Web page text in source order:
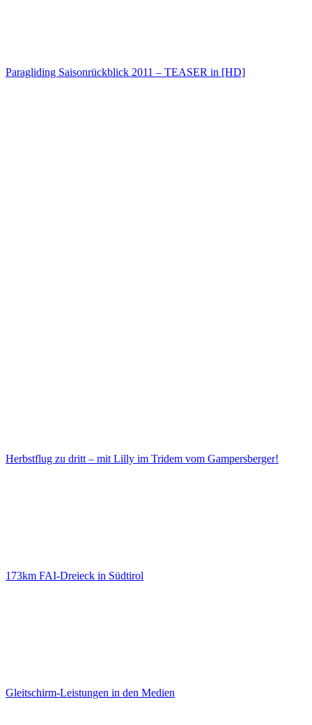
Paragliding Saisonrückblick 2011 – TEASER in [HD]
Herbstflug zu dritt – mit Lilly im Tridem vom Gampersberger!
173km FAI-Dreieck in Südtirol
Gleitschirm-Leistungen in den Medien